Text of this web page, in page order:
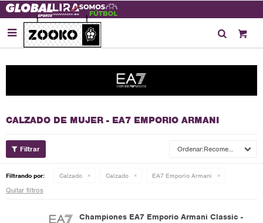

CALZADO DE MUJER - EA7 EMPORIO ARMANI
Recomendados
Filtrando por: Calzado Calzado EA7 Emporio Armani
Quitar filtros
Championes EA7 Emporio Armani Classic -